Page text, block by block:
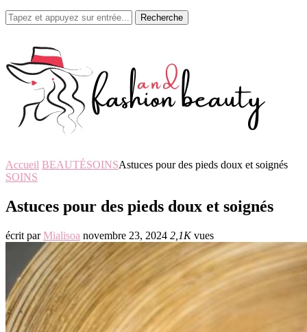
Recherche
Accueil BEAUTÉSOINSAstuces pour des pieds doux et soignés
SOINS
Astuces pour des pieds doux et soignés
écrit parMialisoa novembre 23, 2024 2,1Kvues